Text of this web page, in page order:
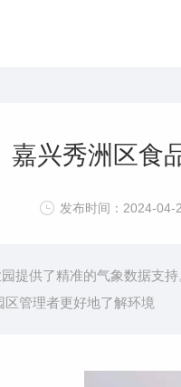
嘉兴秀洲区食
发布时间：2024-
提供了精准的气象数据支
管理者更好地了解环境